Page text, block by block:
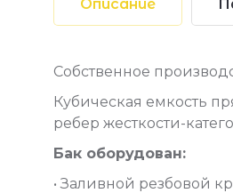
Описание
Собственное
Кубическая емкость
ребер жесткости-
Бак оборудован:
• Заливной резбовой